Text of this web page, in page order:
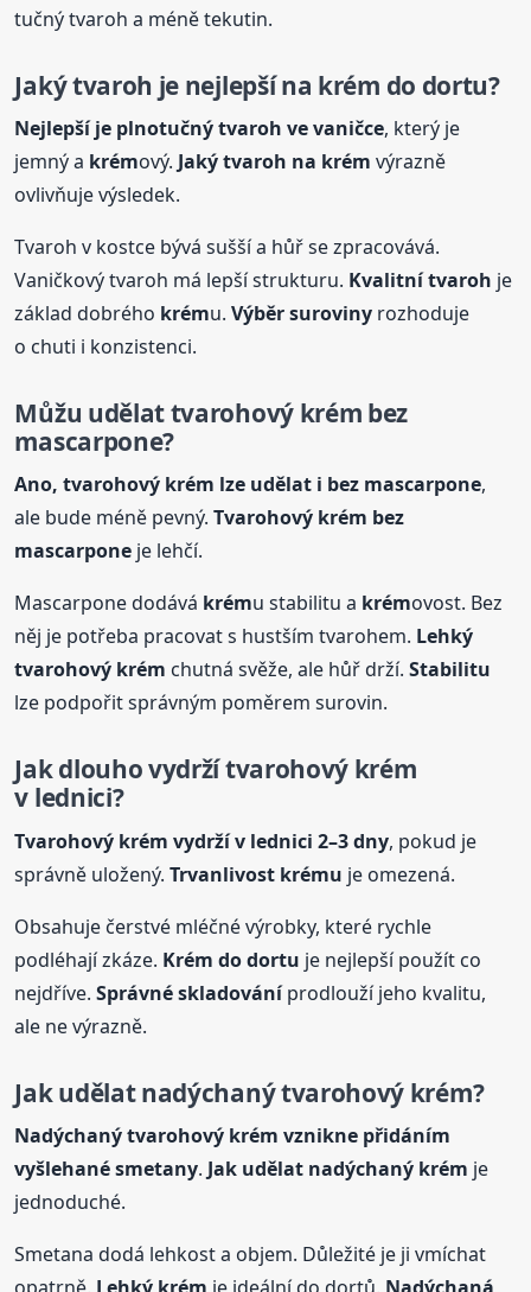
tučný tvaroh a méně tekutin.
Jaký tvaroh je nejlepší na krém do dortu?
Nejlepší je plnotučný tvaroh ve vaničce, který je
jemný a krémový. Jaký tvaroh na krém výrazně
ovlivňuje výsledek.
Tvaroh v kostce bývá sušší a hůř se zpracovává.
Vaničkový tvaroh má lepší strukturu. Kvalitní tvaroh je
základ dobrého krému.Výběr suroviny rozhoduje
o chuti i konzistenci.
Můžu udělat tvarohový krém bez
mascarpone?
Ano, tvarohový krém lze udělat i bez mascarpone,
ale bude méně pevný.Tvarohový krém bez
mascarpone je lehčí.
Mascarpone dodává krému stabilitu a krémovost. Bez
něj je potřeba pracovat s hustším tvarohem. Lehký
tvarohový krém chutná svěže, ale hůř drží.Stabilitu
lze podpořit správným poměrem surovin.
Jak dlouho vydrží tvarohový krém
v lednici?
Tvarohový krém vydrží v lednici 2–3 dny, pokud je
správně uložený.Trvanlivost krému je omezená.
Obsahuje čerstvé mléčné výrobky, které rychle
podléhají zkáze. Krém do dortu je nejlepší použít co
nejdříve.Správné skladováníprodlouží jeho kvalitu,
ale ne výrazně.
Jak udělat nadýchaný tvarohový krém?
Nadýchaný tvarohový krém vznikne přidáním
vyšlehané smetany. Jak udělat nadýchaný krém je
jednoduché.
Smetana dodá lehkost a objem. Důležité je ji vmíchat